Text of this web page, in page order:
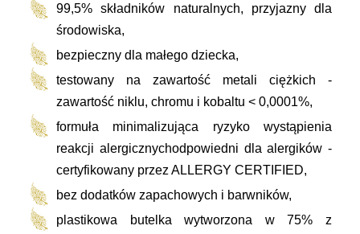
99,5% składników naturalnych, przyjazny dla
środowiska,
bezpieczny dla małego dziecka,
testowany na zawartość metali ciężkich -
zawartość niklu, chromu i kobaltu < 0,0001%,
formuła minimalizująca ryzyko wystąpienia
reakcji alergicznychodpowiedni dla alergików -
certyfikowany przez ALLERGY CERTIFIED,
bez dodatków zapachowych i barwników,
plastikowa butelka wytworzona w 75% z